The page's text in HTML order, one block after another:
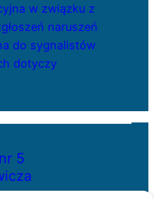
w związku z
naruszeń
do sygnalistów
dotyczy
5